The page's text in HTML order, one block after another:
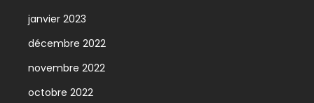
janvier 2023
décembre 2022
novembre 2022
octobre 2022